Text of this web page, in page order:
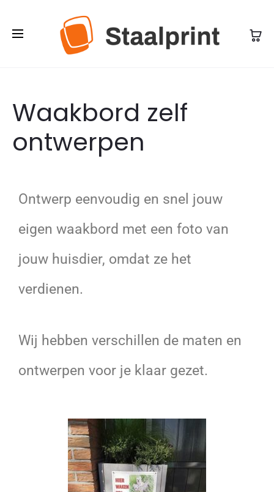
Waakbord zelf
ontwerpen
Ontwerp eenvoudig en snel jouw
eigen waakbord met een foto van
jouw huisdier, omdat ze het
verdienen.
Wij hebben verschillen de maten en
ontwerpen voor je klaar gezet.